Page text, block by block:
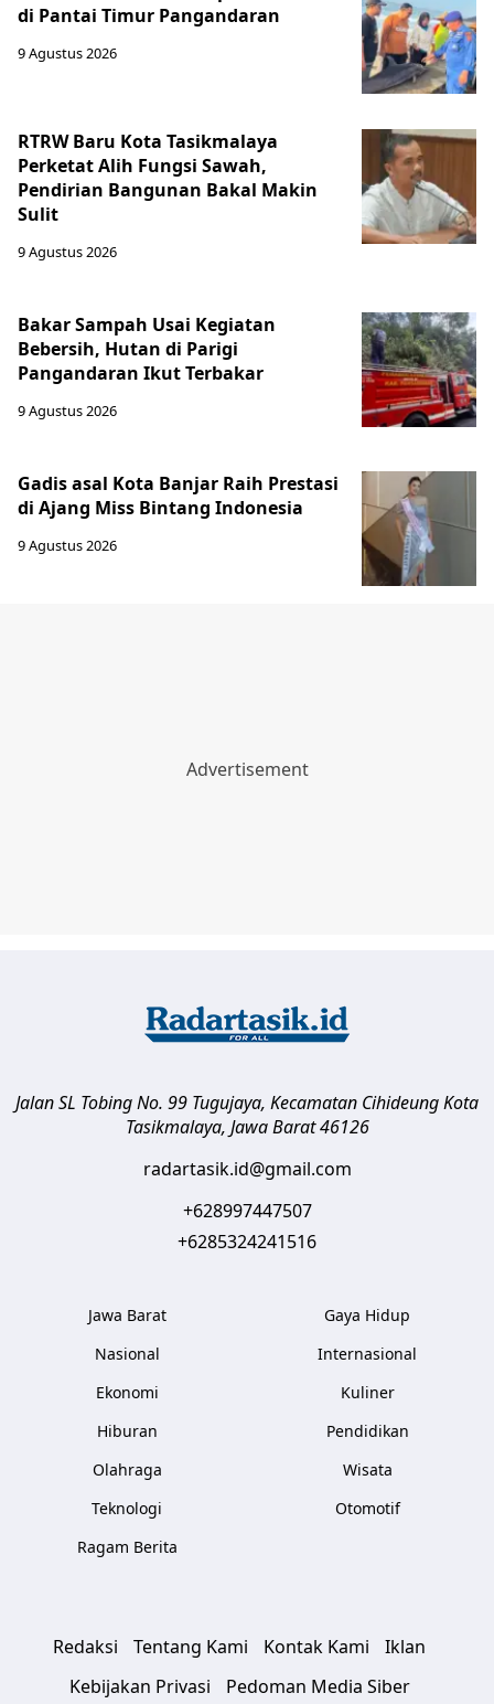
di Pantai Timur Pangandaran
9 Agustus 2026
RTRW Baru Kota Tasikmalaya
Perketat Alih Fungsi Sawah,
Pendirian Bangunan Bakal Makin
Sulit
9 Agustus 2026
Bakar Sampah Usai Kegiatan
Bebersih, Hutan di Parigi
Pangandaran Ikut Terbakar
9 Agustus 2026
Gadis asal Kota Banjar Raih Prestasi
di Ajang Miss Bintang Indonesia
9 Agustus 2026
Jalan SL Tobing No. 99 Tugujaya, Kecamatan CihideungKota
Tasikmalaya, Jawa Barat 46126
radartasik.id@gmail.com
+628997447507
+6285324241516
Jawa Barat
Nasional
Ekonomi
Hiburan
Olahraga
Teknologi
Ragam Berita
Gaya Hidup
Internasional
Kuliner
Pendidikan
Wisata
Otomotif
Redaksi Tentang Kami Kontak Kami
Iklan
Kebijakan Privasi
Pedoman Media Siber